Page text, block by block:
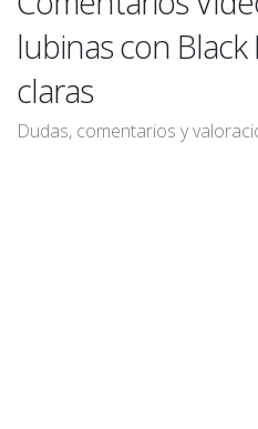
lubinas con Black
claras
Dudas, comentarios y